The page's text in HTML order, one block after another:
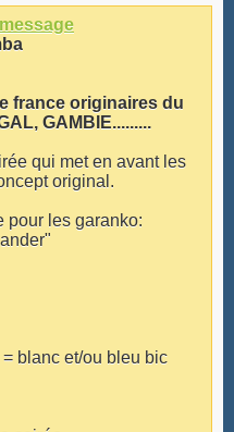
france originaires du
GAMBIE.........
qui met en avant les
original.
pour les garanko:
blanc et/ou bleu bic